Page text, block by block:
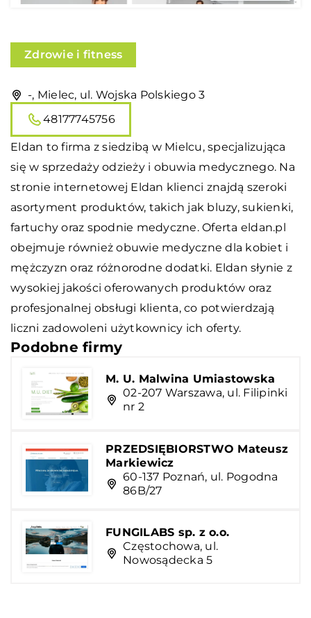
Zdrowie i fitness
-, Mielec, ul. Wojska Polskiego 3
48177745756
Eldan to firma z siedzibą w Mielcu, specjalizująca
się w sprzedaży odzieży i obuwia medycznego. Na
stronie internetowej Eldan klienci znajdą szeroki
asortyment produktów, takich jak bluzy, sukienki,
fartuchy oraz spodnie medyczne. Oferta eldan.pl
obejmuje również obuwie medyczne dla kobiet i
mężczyzn oraz różnorodne dodatki. Eldan słynie z
wysokiej jakości oferowanych produktów oraz
profesjonalnej obsługi klienta, co potwierdzają
liczni zadowoleni użytkownicy ich oferty.
Podobne firmy
M. U. Malwina Umiastowska
02-207 Warszawa, ul. Filipinki
nr 2
PRZEDSIĘBIORSTWO Mateusz
Markiewicz
60-137 Poznań, ul. Pogodna
86B/27
FUNGILABS sp. z o.o.
Częstochowa, ul.
Nowosądecka 5